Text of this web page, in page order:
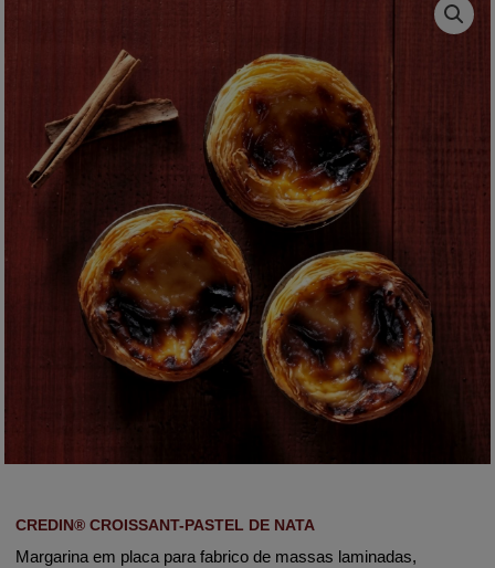
CREDIN® CROISSANT-PASTEL DE NATA
Margarina em placa para fabrico de massas laminadas,